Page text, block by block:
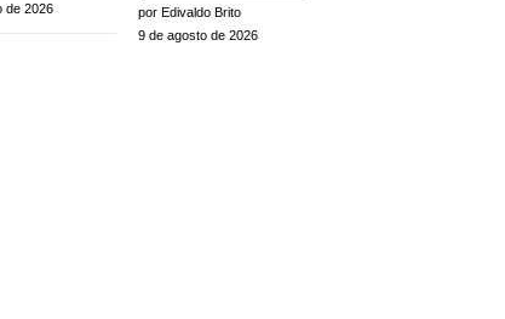
de 2026
por Edivaldo Brito
9 de agosto de 2026